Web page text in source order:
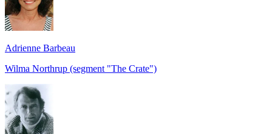
Adrienne Barbeau
Wilma Northrup (segment "The Crate")